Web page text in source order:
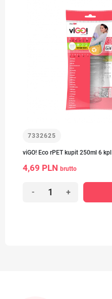
7332625
viGO! Eco rPET kupit 250ml 6 kpl
4,69 PLN brutto
- +